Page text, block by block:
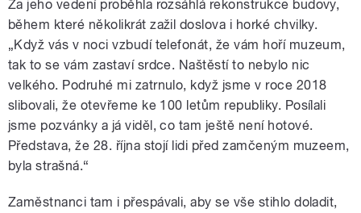
Za jeho vedení proběhla rozsáhlá rekonstrukce budovy,
během které několikrát zažil doslova i horké chvilky.
„Když vás v noci vzbudí telefonát, že vám hoří muzeum,
tak to se vám zastaví srdce. Naštěstí to nebylo nic
velkého. Podruhé mi zatrnulo, když jsme v roce 2018
slibovali, že otevřeme ke 100 letům republiky. Posílali
jsme pozvánky a já viděl, co tam ještě není hotové.
Představa, že 28. října stojí lidi před zamčeným muzeem,
byla strašná.“
Zaměstnanci tam i přespávali, aby se vše stihlo doladit,